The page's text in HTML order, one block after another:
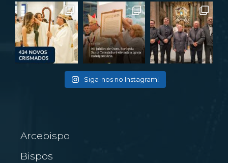
Siga-nos no Instagram!
Arcebispo
Bispos